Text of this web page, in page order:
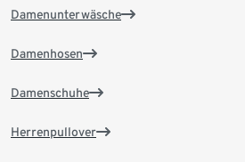
Damenunterwäsche
Damenhosen
Damenschuhe
Herrenpullover